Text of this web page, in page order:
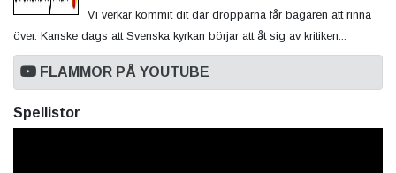
Vi verkar kommit dit där dropparna får bägaren att rinna
över. Kanske dags att Svenska kyrkan börjar att åt sig av kritiken...
FLAMMOR PÅ YOUTUBE
Spellistor